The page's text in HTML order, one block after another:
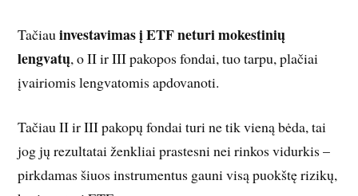
Tačiauinvestavimas į ETF neturi mokestinių
lengvatų, o II ir III pakopos fondai, tuo tarpu, plačiai
įvairiomis lengvatomis apdovanoti.
Tačiau II ir III pakopų fondai turi ne tik vieną bėda, tai
jog jų rezultatai ženkliai prastesni nei rinkos vidurkis –
pirkdamas šiuos instrumentus gauni visą puokštę rizikų,